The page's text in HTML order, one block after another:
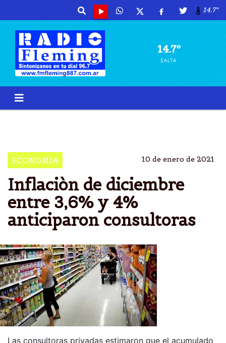
14.7º
14.7º
SALTA
ECONOMIA 10 de enero de 2021
Inflaciòn de diciembre
entre 3,6% y 4%
anticiparon consultoras
Las consultoras privadas estimaron que el acumulado